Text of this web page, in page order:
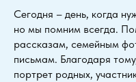
Сегодня – день, когда
но мы помним всегда.
рассказам, семейным
письмам. Благодаря
портрет родных,